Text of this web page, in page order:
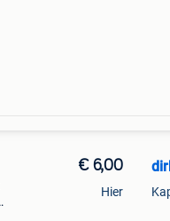
€ 6,00
Hier